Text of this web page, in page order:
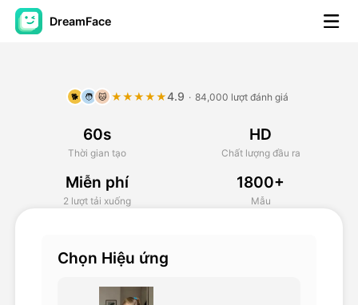
DreamFace
Video hình đại diện
AI Video
Hình ảnh AI
🐕 🧑 🐱 ★★★★★4.9 · 84,000 lượt đánh giá
60s
Thời gian tạo
HD
Chất lượng đầu ra
Miễn phí
2 lượt tải xuống
1800+
Mẫu
Chọn Hiệu ứng